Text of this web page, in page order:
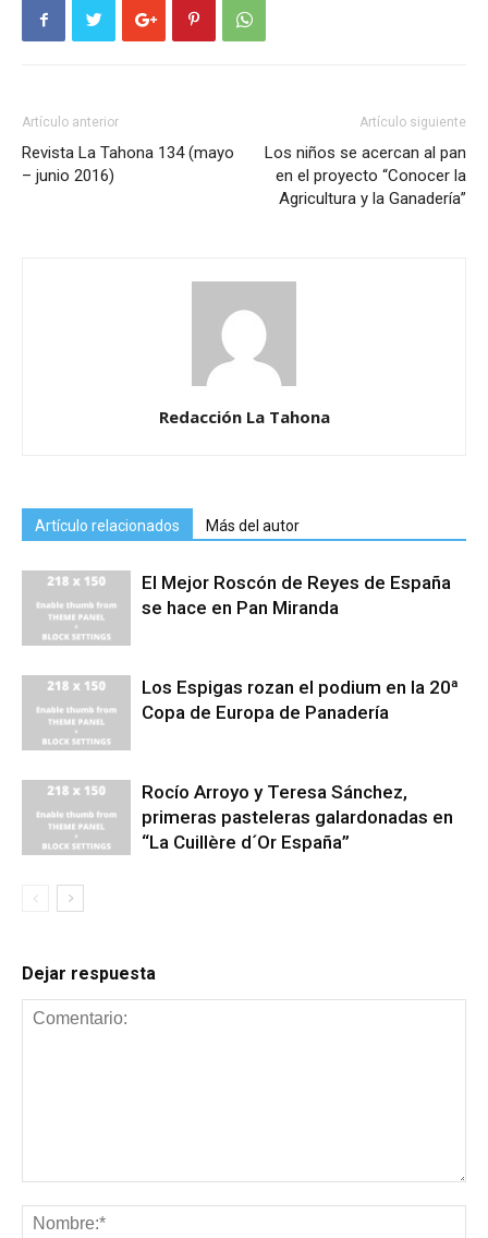
Artículo anterior
Revista La Tahona 134 (mayo
– junio 2016)
Artículo siguiente
Los niños se acercan al pan
en el proyecto “Conocer la
Agricultura y la Ganadería”
Redacción La Tahona
Artículo relacionados Más del autor
El Mejor Roscón de Reyes de España
se hace en Pan Miranda
Los Espigas rozan el podium en la 20ª
Copa de Europa de Panadería
Rocío Arroyo y Teresa Sánchez,
primeras pasteleras galardonadas en
“La Cuillère d´Or España”
Dejar respuesta